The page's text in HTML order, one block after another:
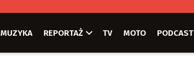
MUZYKA REPORTAŻ TV MOTO